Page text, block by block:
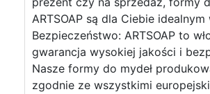
ARTSOAP są dla Ciebie
Bezpieczeństwo: ARTSOAP to
gwarancja wysokiej jakości i
Nasze formy do mydeł
zgodnie ze wszystkimi